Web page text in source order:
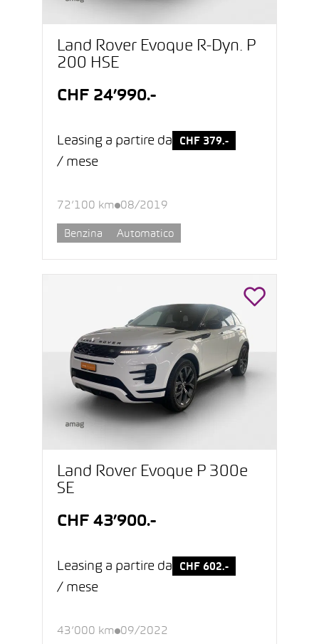
Land Rover Evoque R-Dyn. P
200 HSE
CHF 24’990.-
Leasing a partire da CHF 379.-
/ mese
72’100 km 08/2019
Benzina Automatico
Land Rover Evoque P 300e
SE
CHF 43’900.-
Leasing a partire da CHF 602.-
/ mese
43’000 km 09/2022